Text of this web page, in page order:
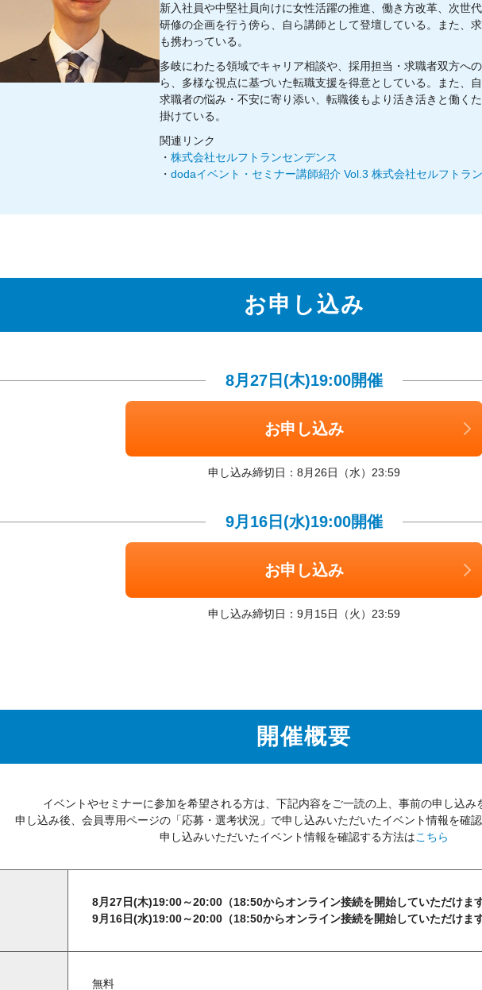
新入社員や中堅社員向けに女性活躍の推進、働き方改革、次世
研修の企画を行う傍ら、自ら講師として登壇している。また、
も携わっている。
多岐にわたる領域でキャリア相談や、採用担当・求職者双方へ
ら、多様な視点に基づいた転職支援を得意としている。また、
求職者の悩み・不安に寄り添い、転職後もより活き活きと働く
掛けている。
関連リンク
・ 株式会社セルフトランセンデンス
・ dodaイベント・セミナー講師紹介 Vol.3 株式会社セルフトラ
お申し込み
8月27日(木)19:00開催
お申し込み
申し込み締切日：8月26日（水）23:59
9月16日(水)19:00開催
お申し込み
申し込み締切日：9月15日（火）23:59
開催概要
イベントやセミナーに参加を希望される方は、下記内容をご一読の上、事前の申し込み
申し込み後、会員専用ページの「応募・選考状況」で申し込みいただいたイベント情報を確認
申し込みいただいたイベント情報を確認する方法はこちら
8月27日(木)19:00～20:00（18:50からオンライン接続を開始していただけます
9月16日(水)19:00～20:00（18:50からオンライン接続を開始していただけます
無料